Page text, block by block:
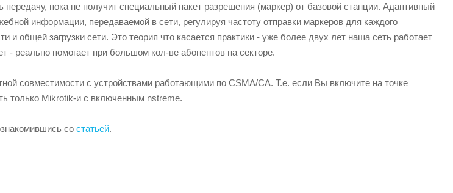
передачу, пока не получит специальный пакет разрешения (маркер) от базовой станции. Адаптивный
информации, передаваемой в сети, регулируя частоту отправки маркеров для каждого
и общей загрузки сети. Это теория что касается практики - уже более двух лет наша сеть работает
- реально помогает при большом кол-ве абонентов на секторе.
совместимости с устройствами работающими по CSMA/CA. Т.е. если Вы включите на точке
только Mikrotik-и с включенным nstreme.
со статьей.